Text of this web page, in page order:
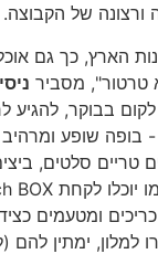
של הקבוצה.
הארץ, כך גם
טרטור", מסביר
בבוקר, להגיע
- בופה שופע
טריים סלטים,
ומטעמים
למלון, ימתין להם